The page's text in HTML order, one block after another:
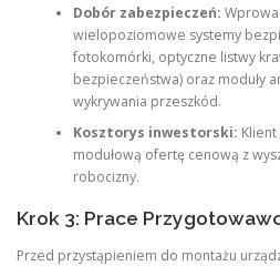
Dobór zabezpieczeń:
wielopoziomowe systemy
fotokomórki, optyczne listwy
bezpieczeństwa) oraz moduły
wykrywania przeszkód.
Kosztorys inwestorski:
modułową ofertę cenową z
robocizny.
Krok 3: Prace
Przed przystąpieniem do montażu